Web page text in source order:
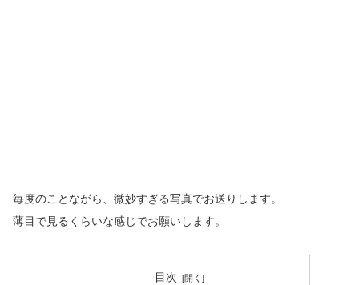
毎度のことながら、微妙すぎる写真でお送りします。
薄目で見るくらいな感じでお願いします。
目次